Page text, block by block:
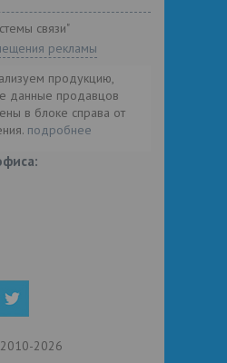
связи"
рекламы
продукцию,
данные продавцов
в блоке справа от
подробнее
2026